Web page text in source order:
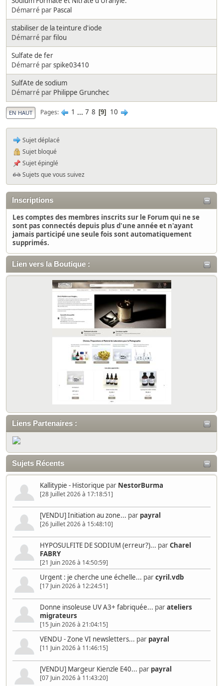
Inscriptions
Les comptes des membres inscrits sur le Forum qui ne se
sont pas connectés depuis plus d'une année et n'ayant
jamais participé une seule fois sont automatiquement
supprimés.
Lien vers la Boutique :
Liens Partenaires :
Sujets Récents
Kallitypie - Historique par NestorBurma
[28 Juillet 2026 à 17:18:51]
[VENDU] Initiation au zone... par payral
[26 Juillet 2026 à 15:48:10]
HYPOSULFITE DE SODIUM (erreur?)... parCharel
FABRY
[21 Juin 2026 à 14:50:59]
Urgent : je cherche une échelle... parcyril.vdb
[17 Juin 2026 à 12:24:51]
Donne insoleuse UV A3+ fabriquée... parateliers
migrateurs
[15 Juin 2026 à 21:04:15]
VENDU - Zone VI newsletters... par payral
[11 Juin 2026 à 11:46:15]
[VENDU] Margeur Kienzle E40... par payral
[07 Juin 2026 à 11:43:20]
Démarré par Pascal
stabiliser de la teinture d'iode
Démarré parfilou
Sulfate de fer
Démarré parspike03410
SulfAte de sodium
Démarré par Philippe Grunchec
EN HAUT Pages 1 ... 7 8 9 10
Sujet déplacé
Sujet bloqué
Sujet épinglé
Sujets que vous suivez